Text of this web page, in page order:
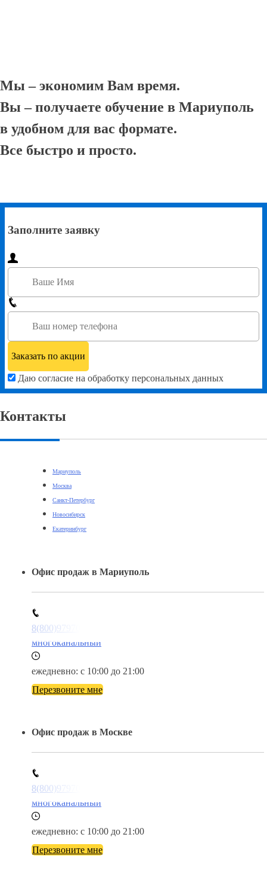
Мы – экономим Вам время.
Вы – получаете обучение в Мариуполь
в удобном для вас формате.
Все быстро и просто.
Заполните заявку
Даю согласие на обработку персональных данных
Контакты
Мариуполь
Москва
Санкт-Петербург
Новосибирск
Екатеринбург
Офис продаж в Мариуполь
8(800)9797043
многоканальный
ежедневно: с 10:00 до 21:00
Перезвоните мне
Офис продаж в Москве
8(800)9797043
многоканальный
ежедневно: с 10:00 до 21:00
Перезвоните мне